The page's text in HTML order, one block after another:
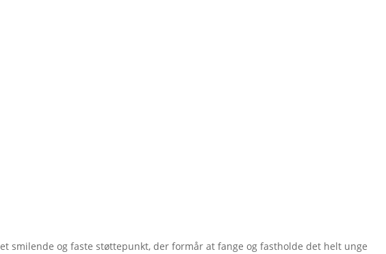
smilende og faste støttepunkt, der formår at fange og fastholde det helt unge